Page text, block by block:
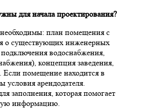
для начала проектирования?
план помещения с
о существующих инженерных
водоснабжения,
концепция заведения,
Если помещение находится в
условия арендодателя.
заполнения, которая помогает
информацию.